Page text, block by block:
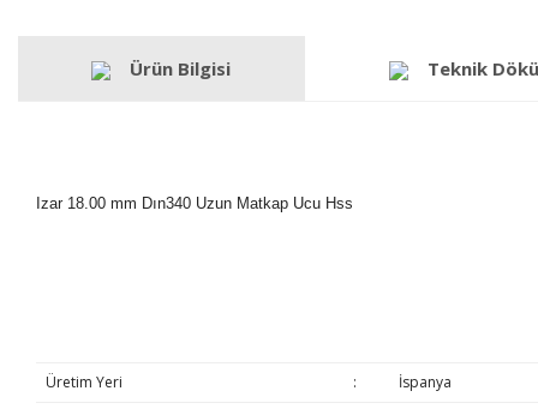
Ürün Bilgisi Teknik
Izar 18.00 mm Dın340 Uzun Matkap Ucu Hss
Üretim Yeri :
İspanya